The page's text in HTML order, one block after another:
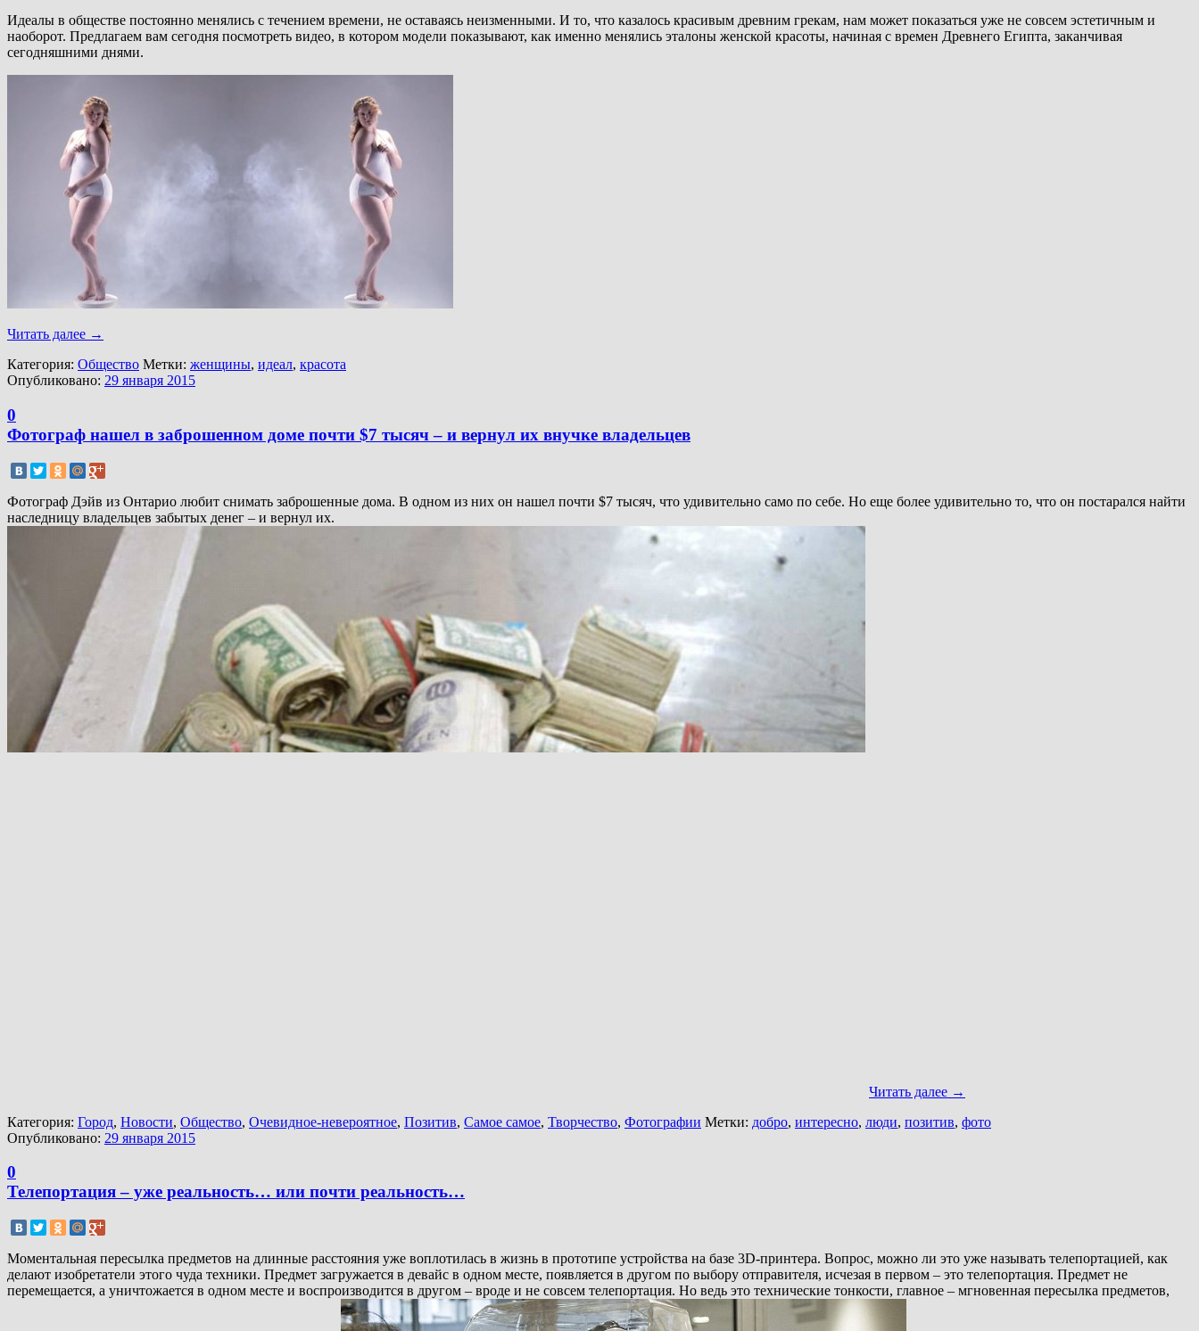
Идеалы в обществе постоянно менялись с течением времени, не оставаясь неизменными. И то, что казалось красивым древним грекам, нам может показаться уже не совсем эстетичным и
наоборот. Предлагаем вам сегодня посмотреть видео, в котором модели показывают, как именно менялись эталоны женской красоты, начиная с времен Древнего Египта, заканчивая
сегодняшними днями.
Читать далее →
Категория: Общество Метки: женщины, идеал, красота
Опубликовано: 29 января 2015
0
Фотограф нашел в заброшенном доме почти $7 тысяч – и вернул их внучке владельцев
Фотограф Дэйв из Онтарио любит снимать заброшенные дома. В одном из них он нашел почти $7 тысяч, что удивительно само по себе. Но еще более удивительно то, что он постарался найти
наследницу владельцев забытых денег – и вернул их.
Читать далее →
Категория: Город, Новости, Общество, Очевидное-невероятное, Позитив, Самое самое, Творчество, Фотографии Метки: добро, интересно, люди, позитив, фото
Опубликовано: 29 января 2015
0
Телепортация – уже реальность… или почти реальность…
Моментальная пересылка предметов на длинные расстояния уже воплотилась в жизнь в прототипе устройства на базе 3D-принтера. Вопрос, можно ли это уже называть телепортацией, как
делают изобретатели этого чуда техники. Предмет загружается в девайс в одном месте, появляется в другом по выбору отправителя, исчезая в первом – это телепортация. Предмет не
перемещается, а уничтожается в одном месте и воспроизводится в другом – вроде и не совсем телепортация. Но ведь это технические тонкости, главное – мгновенная пересылка предметов,